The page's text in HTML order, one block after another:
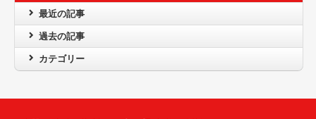
最近の記事
過去の記事
カテゴリー